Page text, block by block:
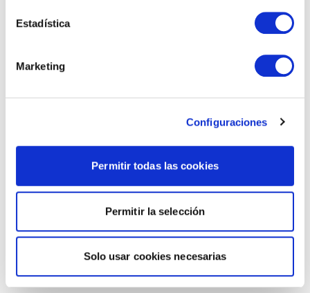
Estadística
Marketing
Configuraciones
Permitir todas las cookies
Permitir la selección
Solo usar cookies necesarias